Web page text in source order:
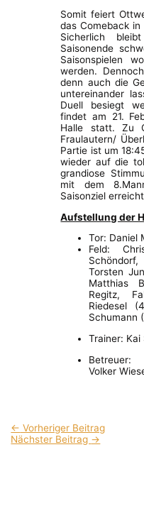
Somit feiert
das Comeback
Sicherlich
Saisonende
Saisonspielen
werden.
denn auch die
untereinander
Duell besiegt
findet am 21.
Halle statt. Zu
Fraulautern/
Partie ist um
wieder auf die
grandiose
mit dem
Saisonziel
Aufstellung der
Tor: Daniel
Feld:
Torsten
Matthias
Regitz,
Riedesel
Schumann
Trainer: Kai
Betreuer:
Volker
← Vorheriger Beitrag
Nächster Beitrag →